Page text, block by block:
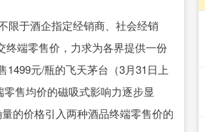
于酒企指定经销商、社会经销
终端零售价，力求为各界提供一份
元/瓶的飞天茅台（3月31日上
售均价的磁吸式影响力逐步显
的价格引入两种酒品终端零售价的